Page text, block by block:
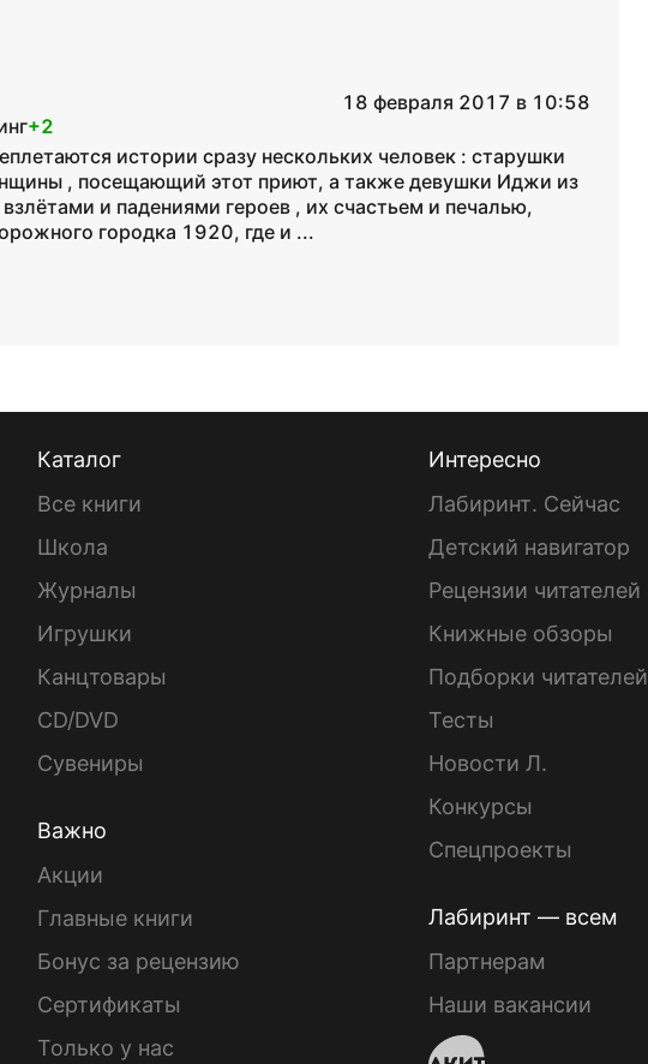
18 февраля 2017 в 10:58
+2
истории сразу нескольких человек : старушки
, посещающий этот приют, а также девушки Иджи из
и падениями героев , их счастьем и печалью,
городка 1920, где и ...
Каталог
Все книги
Школа
Журналы
Игрушки
Канцтовары
CD/DVD
Сувениры
Важно
Акции
Главные книги
Бонус за рецензию
Сертификаты
Только у нас
Интересно
Лабиринт. Сейчас
Детский навигатор
Рецензии читателей
Книжные обзоры
Подборки читателей
Тесты
Новости Л.
Конкурсы
Спецпроекты
Лабиринт — всем
Партнерам
Наши вакансии